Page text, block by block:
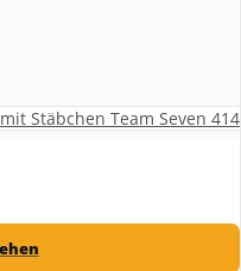
Stäbchen Team Seven 414